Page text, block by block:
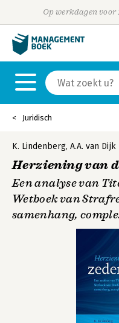
Op werkdagen
Juridisch
K. Lindenberg, A.A. van Dijk
Herziening van
Een analyse van
Wetboek van
samenhang,